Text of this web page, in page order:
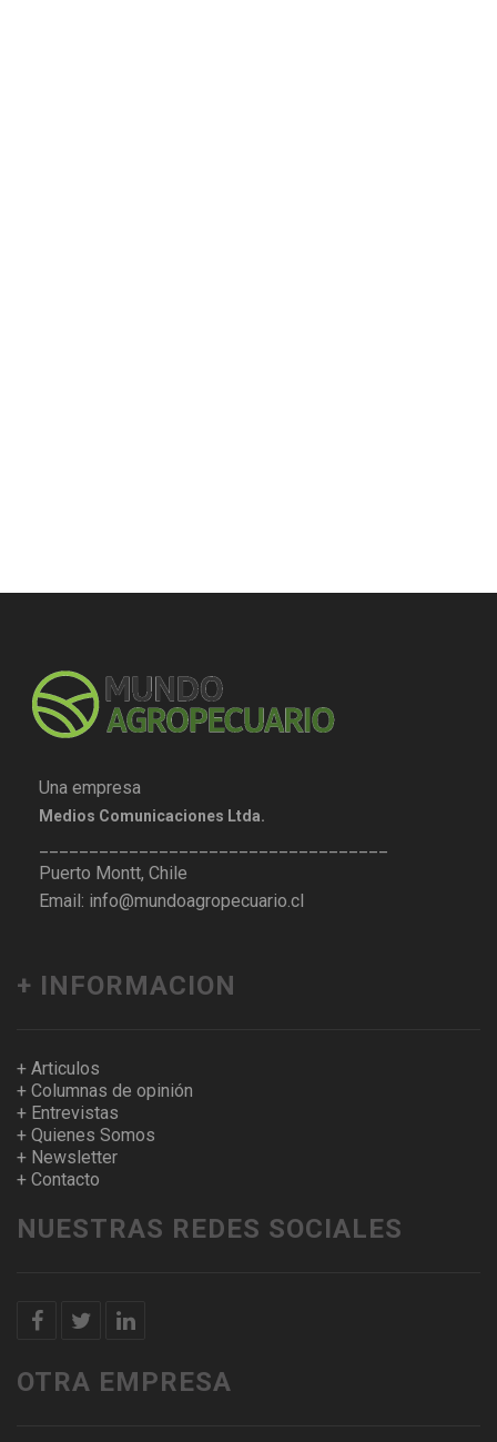
Una empresa
Medios Comunicaciones Ltda.
Puerto Montt, Chile
Email: info@mundoagropecuario.cl
+ INFORMACION
+ Articulos
+ Columnas de opinión
+ Entrevistas
+ Quienes Somos
+ Newsletter
+ Contacto
NUESTRAS REDES SOCIALES
OTRA EMPRESA